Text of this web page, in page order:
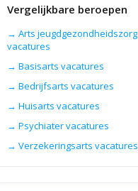
Vergelijkbare beroepen
→ Arts jeugdgezondheidszorg
vacatures
→ Basisarts vacatures
→ Bedrijfsarts vacatures
→ Huisarts vacatures
→ Psychiater vacatures
→ Verzekeringsarts vacatures